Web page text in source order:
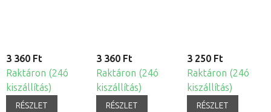
3 360 Ft
Raktáron (24ó
kiszállítás)
RÉSZLET
3 360 Ft
Raktáron (24ó
kiszállítás)
RÉSZLET
3 250 Ft
Raktáron (24ó
kiszállítás)
RÉSZLET